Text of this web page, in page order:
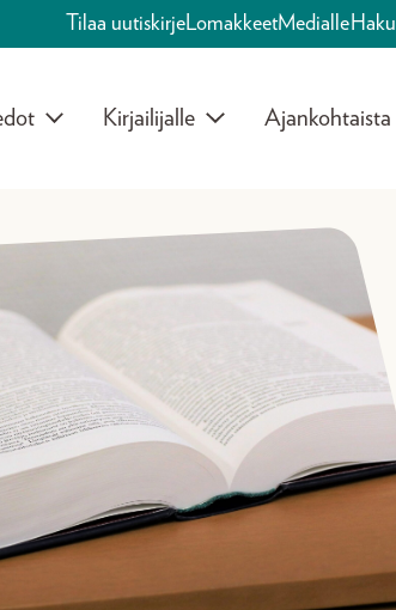
Tilaa uutiskirjeLomakkeetMedialleHaku
Kirjailijalle Ajankohtaista